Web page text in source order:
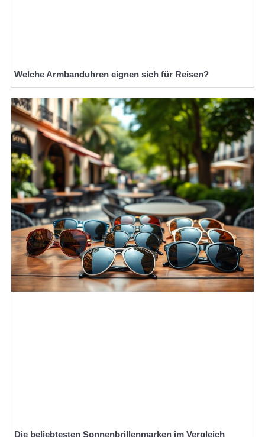
Welche Armbanduhren eignen sich für Reisen?
Die beliebtesten Sonnenbrillenmarken im Vergleich